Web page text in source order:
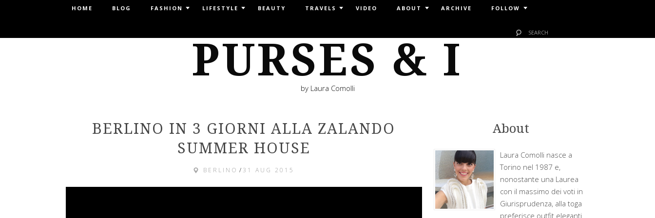
HOME BLOG FASHION LIFESTYLE BEAUTY TRAVELS VIDEO ABOUT ARCHIVE FOLLOW
PURSES & I
by Laura Comolli
BERLINO IN 3 GIORNI ALLA ZALANDO
SUMMER HOUSE
BERLINO / 31 AUG 2015
About
Laura Comolli nasce a
Torino nel 1987 e,
nonostante una Laurea
con il massimo dei voti in
Giurisprudenza, alla toga
preferisce outfit eleganti